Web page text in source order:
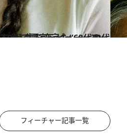
フィーチャー記事一覧